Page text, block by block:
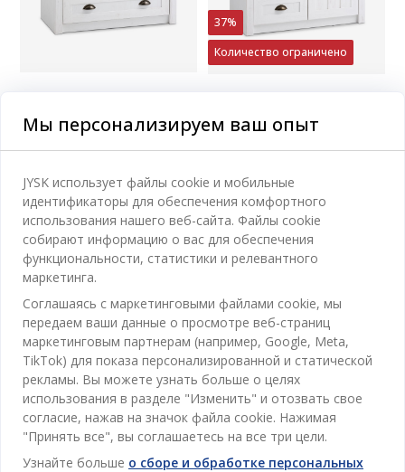
КОМОД MARKSKEL 4ЯЩ
БЕЛЫЙ/ДУБ
5499MDL/ Шт
Доставка
Доступно в магазине
37%
Количество ограничено
КОМОД MARKSKEL 4 ЯЩ. 1
3750MDL
5999 MDL / Шт
Доставка
Доступно в магазине
Как выбрать комод
Материалы, из которых изготовлены комоды, отличаются
в зависимости от категории. К примеру, можно выбрать
комод с глянцевым, белым, черным, натуральным или
искусственно состаренным покрытием, изготовленный из
дуба, сосны, ореха, акации или плотных хвойных пород.
Мы персонализируем ваш опыт
JYSK использует файлы cookie и мобильные
идентификаторы для обеспечения комфортного
использования нашего веб-сайта. Файлы cookie
собирают информацию о вас для обеспечения
функциональности, статистики и релевантного
маркетинга.
Соглашаясь с маркетинговыми файлами cookie, мы
передаем ваши данные о просмотре веб-страниц
маркетинговым партнерам (например, Google, Meta,
TikTok) для показа персонализированной и статической
рекламы. Вы можете узнать больше о целях
использования в разделе "Изменить" и отозвать свое
согласие, нажав на значок файла cookie. Нажимая
"Принять все", вы соглашаетесь на все три цели.
Узнайте больше о сборе и обработке персональных